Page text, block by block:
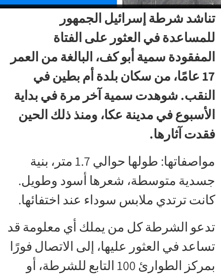
تناشد شرطة إسرائيل الجمهور
للمساعدة في العثور على الفتاة
المفقودة سمية أبو كف، البالغة من العمر
17 عامًا، من سكان بلدة أم بطين في
النقب. شوهدت سمية آخر مرة في بداية
الأسبوع في مدينة عكا، ومنذ ذلك الحين
فقدت آثارها.
مواصفاتها: طولها حوالي 1.7 متر، بنية
جسدية متوسطة، شعرها أسود وطويل.
كانت ترتدي ملابس سوداء عند اختفائها.
تدعو الشرطة كل من يملك أي معلومة قد
تساعد في العثور عليها، إلى الاتصال فورًا
بمركز الطوارئ 100 التابع للشرطة، أو